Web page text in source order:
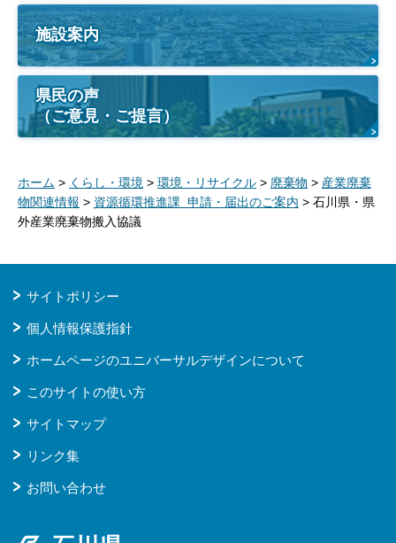
施設案内
県民の声
（ご意見・ご提言）
ホーム > くらし・環境 > 環境・リサイクル > 廃棄物 > 産業廃棄
物関連情報 > 資源循環推進課 申請・届出のご案内 > 石川県・県
外産業廃棄物搬入協議
サイトポリシー
個人情報保護指針
ホームページのユニバーサルデザインについて
このサイトの使い方
サイトマップ
リンク集
お問い合わせ